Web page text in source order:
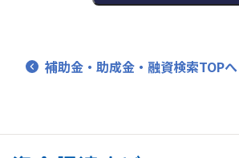
補助金・助成金・融資検索TOPへ